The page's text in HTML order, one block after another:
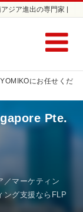
ジア進出の専門家 |
にお任せくだ
Pte.
／マーケティン
ング支援ならFLP